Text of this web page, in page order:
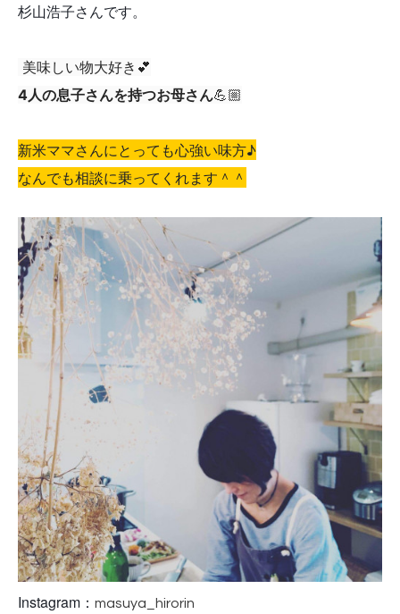
杉山浩子さんです。
美味しい物大好き💕
4人の息子さんを持つお母さん💪🏼
新米ママさんにとっても心強い味方♪
なんでも相談に乗ってくれます ＾＾
Instagram： masuya_hirorin